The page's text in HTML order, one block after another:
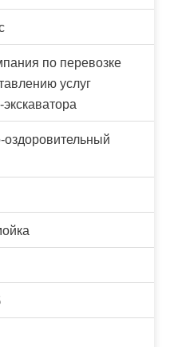
по перевозке
услуг
оздоровительный